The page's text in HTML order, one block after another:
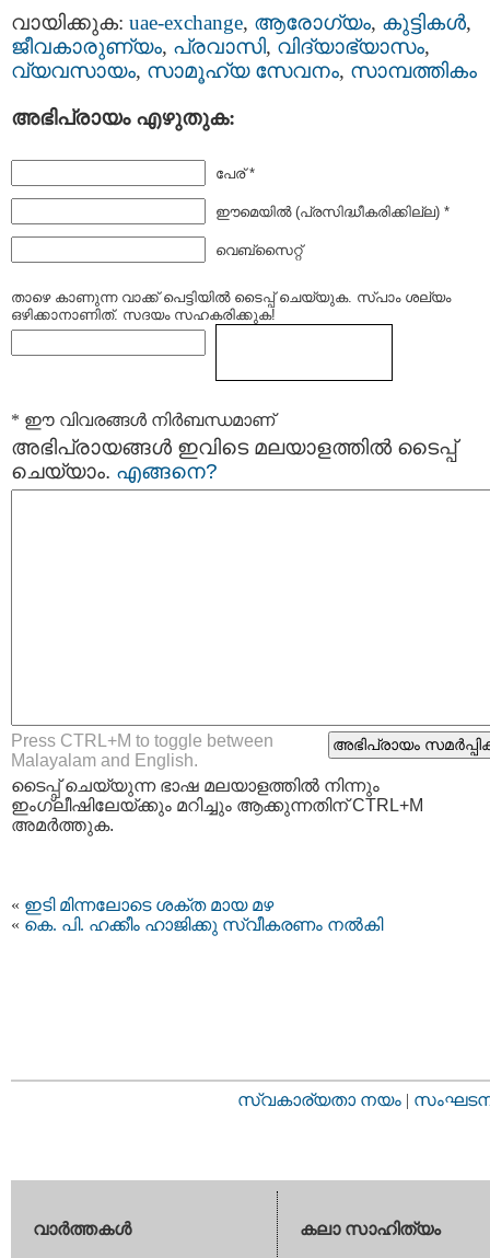
വായിക്കുക: uae-exchange, ആരോഗ്യം, കുട്ടികള്‍,
ജീവകാരുണ്യം, പ്രവാസി, വിദ്യാഭ്യാസം,
വ്യവസായം, സാമൂഹ്യ സേവനം, സാമ്പത്തികം
അഭിപ്രായം എഴുതുക:
പേര് *
ഈമെയില്‍ (പ്രസിദ്ധീകരിക്കില്ല) *
വെബ്സൈറ്റ്
താഴെ കാണുന്ന വാക്ക് പെട്ടിയില്‍ ടൈപ്പ്‌ ചെയ്യുക. സ്പാം ശല്യം
ഒഴിക്കാനാണിത്. സദയം സഹകരിക്കുക!
* ഈ വിവരങ്ങള്‍ നിര്‍ബന്ധമാണ്
അഭിപ്രായങ്ങള്‍ ഇവിടെ മലയാളത്തില്‍ ടൈപ്പ്
ചെയ്യാം. എങ്ങനെ?
Press CTRL+M to toggle between
Malayalam and English.
ടൈപ്പ്‌ ചെയ്യുന്ന ഭാഷ മലയാളത്തില്‍ നിന്നും
ഇംഗ്ലീഷിലേയ്ക്കും മറിച്ചും ആക്കുന്നതിന് CTRL+M
അമര്‍ത്തുക.
« ഇടി മിന്നലോടെ ശക്ത മായ മഴ
« കെ. പി. ഹക്കീം ഹാജിക്കു സ്വീകരണം നൽകി
സ്വകാര്യതാ നയം |
വാര്‍ത്തകള്‍
കലാ സാഹിത്യം